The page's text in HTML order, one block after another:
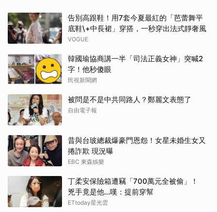
告別高跟鞋！用7套今夏最紅的「芭蕾舞平
底鞋\+中長裙」穿搭，一秒穿出法式靜奢風
VOGUE
韓國瑜協商講一半「司法正義女神」突喊2
字！他秒傻眼
民視新聞網
被問是不是中共同路人？鄭麗文表態了
自由電子報
昔與台玻總裁爆豪門恩怨！女星未婚生女又
捲詐欺 現況曝
EBC 東森娛樂
丁柔安保險箱遭竊「700萬元全被偷」！
兇手竟是他...嘆：提前穿幫
ETtoday星光雲